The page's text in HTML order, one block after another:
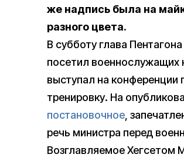
же надпись была на
разного цвета.
В субботу глава
посетил военнослужащих
выступал на конференции
тренировку. На
постановочное,
речь министра перед
Возглавляемое Хегсетом